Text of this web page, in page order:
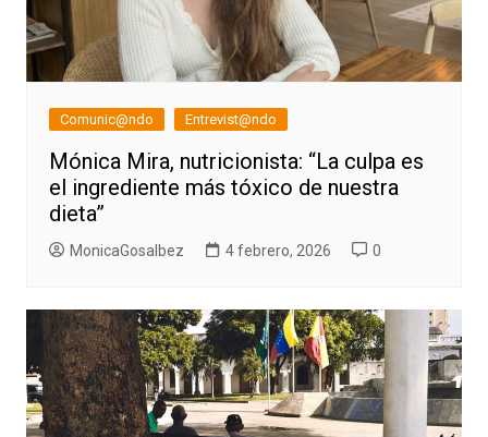
Comunic@ndo Entrevist@ndo
Mónica Mira, nutricionista: “La culpa es
el ingrediente más tóxico de nuestra
dieta”
MonicaGosalbez 4 febrero, 2026 0